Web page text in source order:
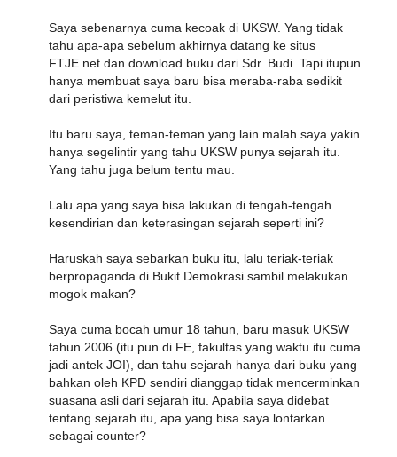
Saya sebenarnya cuma kecoak di UKSW. Yang tidak
tahu apa-apa sebelum akhirnya datang ke situs
FTJE.net dan download buku dari Sdr. Budi. Tapi itupun
hanya membuat saya baru bisa meraba-raba sedikit
dari peristiwa kemelut itu.
Itu baru saya, teman-teman yang lain malah saya yakin
hanya segelintir yang tahu UKSW punya sejarah itu.
Yang tahu juga belum tentu mau.
Lalu apa yang saya bisa lakukan di tengah-tengah
kesendirian dan keterasingan sejarah seperti ini?
Haruskah saya sebarkan buku itu, lalu teriak-teriak
berpropaganda di Bukit Demokrasi sambil melakukan
mogok makan?
Saya cuma bocah umur 18 tahun, baru masuk UKSW
tahun 2006 (itu pun di FE, fakultas yang waktu itu cuma
jadi antek JOI), dan tahu sejarah hanya dari buku yang
bahkan oleh KPD sendiri dianggap tidak mencerminkan
suasana asli dari sejarah itu. Apabila saya didebat
tentang sejarah itu, apa yang bisa saya lontarkan
sebagai counter?